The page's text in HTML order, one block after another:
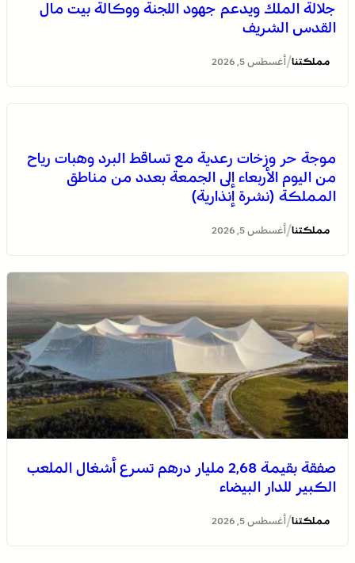
جلالة الملك ويدعم جهود اللجنة ووكالة بيت مال
القدس الشريف
مملكتنا/ أغسطس 5, 2026
موجة حر وزخات رعدية مع تساقط البرد وهبات رياح
من اليوم الأربعاء إلى الجمعة بعدد من مناطق
المملكة (نشرة إنذارية)
مملكتنا/ أغسطس 5, 2026
صفقة بقيمة 2,68 مليار درهم تسرع أشغال الملعب
الكبير للدار البيضاء
مملكتنا/ أغسطس 5, 2026
العامة للأمن الوطني، يحصل على شهادة الاعتماد والمطابقة
والجودة بالمعيار الدولي “ISO/CEI 17025”
عمان .. الاجتماع الوزاري لدعم القدس وأماكنها المقدسة
ويدعم جهود اللجنة ووكالة بيت مال القدس الشريف